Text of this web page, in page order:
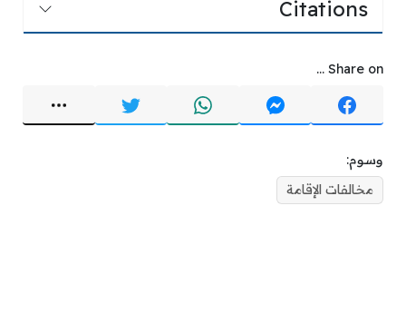
Citations
Share on ...
وسوم:
مخالفات الإقامة